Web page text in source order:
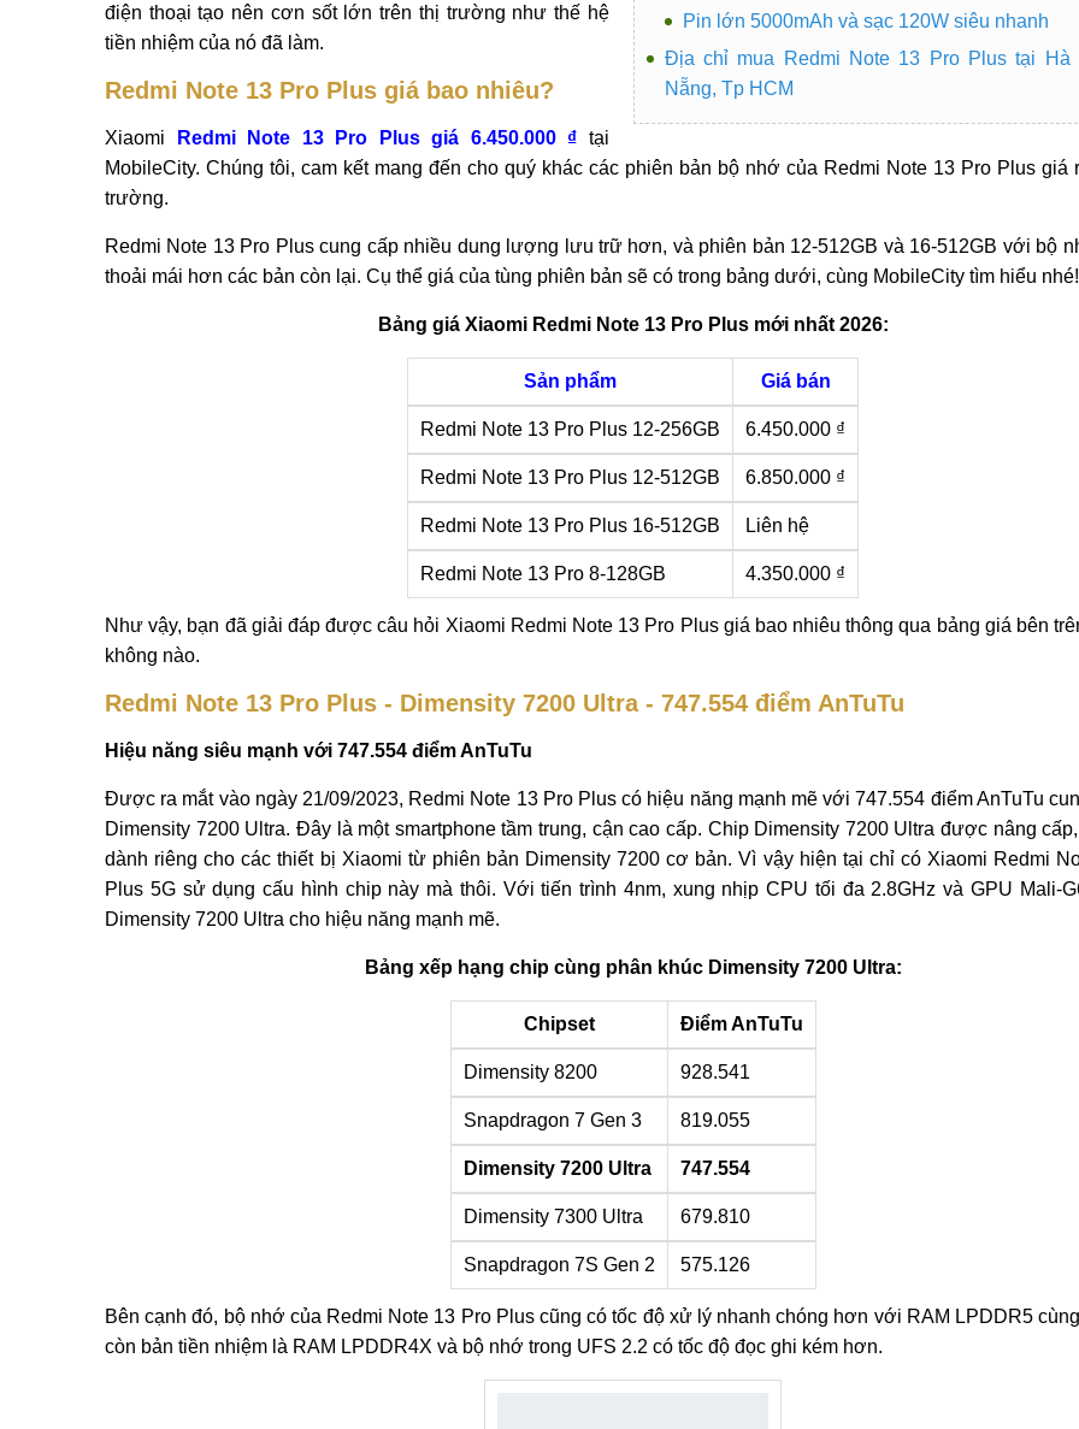
Pin lớn 5000mAh và sạc 120W siêu nhanh
Địa chỉ mua Redmi Note 13 Pro Plus tại Hà
Nẵng, Tp HCM
điện thoại tạo nên cơn sốt lớn trên thị trường như thế hệ
tiền nhiệm của nó đã làm.
Redmi Note 13 Pro Plus giá bao nhiêu?
Xiaomi Redmi Note 13 Pro Plus giá 6.450.000 ₫ tại
MobileCity. Chúng tôi, cam kết mang đến cho quý khác các phiên bản bộ nhớ của Redmi Note 13 Pro Plus giá
trường.
Redmi Note 13 Pro Plus cung cấp nhiều dung lượng lưu trữ hơn, và phiên bản 12-512GB và 16-512GB với bộ
thoải mái hơn các bản còn lại. Cụ thể giá của tùng phiên bản sẽ có trong bảng dưới, cùng MobileCity tìm hiểu nhé!
Bảng giá Xiaomi Redmi Note 13 Pro Plus mới nhất 2026:
Sản phẩm Giá bán
Redmi Note 13 Pro Plus 12-256GB 6.450.000 ₫
Redmi Note 13 Pro Plus 12-512GB 6.850.000 ₫
Redmi Note 13 Pro Plus 16-512GB Liên hệ
Redmi Note 13 Pro 8-128GB 4.350.000 ₫
Như vậy, bạn đã giải đáp được câu hỏi Xiaomi Redmi Note 13 Pro Plus giá bao nhiêu thông qua bảng giá bên
không nào.
Redmi Note 13 Pro Plus - Dimensity 7200 Ultra - 747.554 điểm AnTuTu
Hiệu năng siêu mạnh với 747.554 điểm AnTuTu
Được ra mắt vào ngày 21/09/2023, Redmi Note 13 Pro Plus có hiệu năng mạnh mẽ với 747.554 điểm AnTuTu
Dimensity 7200 Ultra. Đây là một smartphone tầm trung, cận cao cấp. Chip Dimensity 7200 Ultra được nâng
dành riêng cho các thiết bị Xiaomi từ phiên bản Dimensity 7200 cơ bản. Vì vậy hiện tại chỉ có Xiaomi Redmi
Plus 5G sử dụng cấu hình chip này mà thôi. Với tiến trình 4nm, xung nhịp CPU tối đa 2.8GHz và GPU Mali-
Dimensity 7200 Ultra cho hiệu năng mạnh mẽ.
Bảng xếp hạng chip cùng phân khúc Dimensity 7200 Ultra:
Chipset Điểm AnTuTu
Dimensity 8200 928.541
Snapdragon 7 Gen 3 819.055
Dimensity 7200 Ultra 747.554
Dimensity 7300 Ultra 679.810
Snapdragon 7S Gen 2 575.126
Bên cạnh đó, bộ nhớ của Redmi Note 13 Pro Plus cũng có tốc độ xử lý nhanh chóng hơn với RAM LPDDR5
còn bản tiền nhiệm là RAM LPDDR4X và bộ nhớ trong UFS 2.2 có tốc độ đọc ghi kém hơn.